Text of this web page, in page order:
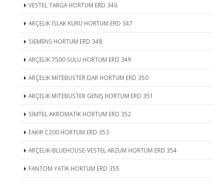
VESTEL TARGA HORTUM ERD 346
ARÇELİK ISLAK KURU HORTUM ERD 347
SİEMENS HORTUM ERD 348
ARÇELİK 7500 SULU HORTUM ERD 349
ARÇELİK MİTEBUSTER DAR HORTUM ERD 350
ARÇELİK MİTEBUSTER GENİŞ HORTUM ERD 351
SİMTEL AKROMATİK HORTUM ERD 352
FAKİR C200 HORTUM ERD 353
ARÇELİK-BLUEHOUSE-VESTEL ARZUM HORTUM ERD 354
FANTOM YATIK HORTUM ERD 355